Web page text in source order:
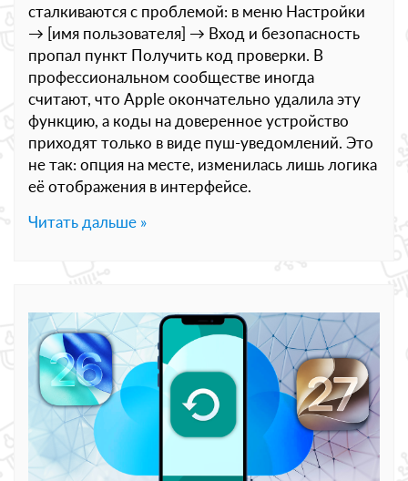
сталкиваются с проблемой: в меню Настройки
→ [имя пользователя] → Вход и безопасность
пропал пункт Получить код проверки. В
профессиональном сообществе иногда
считают, что Apple окончательно удалила эту
функцию, а коды на доверенное устройство
приходят только в виде пуш-уведомлений. Это
не так: опция на месте, изменилась лишь логика
её отображения в интерфейсе.
Читать дальше »